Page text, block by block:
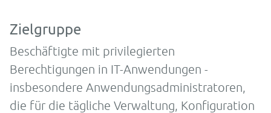
Zielgruppe
Beschäftigte mit privilegierten
Berechtigungen in IT-Anwendungen -
insbesondere Anwendungsadministratoren,
die für die tägliche Verwaltung, Konfiguration